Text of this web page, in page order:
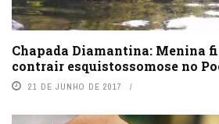
Chapada Diamantina: Menina
contrair esquistossomose no
21 DE JUNHO DE 2017